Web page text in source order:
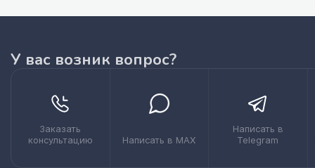
У вас возник вопрос?
Заказать
консультацию
Написать в MAX
Написать в
Telegram